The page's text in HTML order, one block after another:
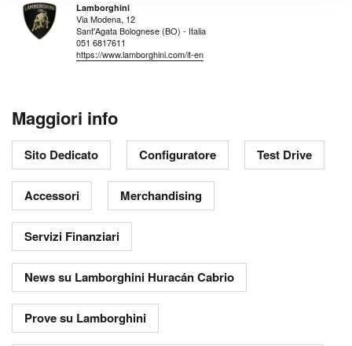
Lamborghini
Via Modena, 12
Sant'Agata Bolognese (BO) - Italia
051 6817611
https://www.lamborghini.com/it-en
Maggiori info
Sito Dedicato Configuratore Test Drive
Accessori Merchandising
Servizi Finanziari
News su Lamborghini Huracán Cabrio
Prove su Lamborghini